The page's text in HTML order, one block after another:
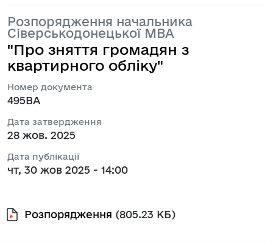
Розпорядження начальника
Сіверськодонецької МВА
"Про зняття громадян з
квартирного обліку"
Номер документа
495ВА
Дата затвердження
28 жов. 2025
Дата публікації
чт, 30 жов 2025 - 14:00
Розпорядження (805.23 КБ)